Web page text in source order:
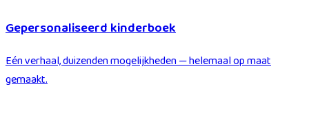
Gepersonaliseerd kinderboek
Eén verhaal, duizenden mogelijkheden — helemaal op maat
gemaakt.